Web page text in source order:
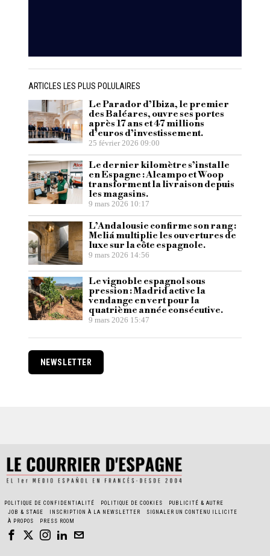
ARTICLES LES PLUS POLULAIRES
Le Parador d’Ibiza, le premier
des Baléares, ouvre ses portes
après 17 ans et 47 millions
d’euros d’investissement.
25 février 2026 09:00
Le dernier kilomètre s’installe
en Espagne : Alcampo et Woop
transforment la livraison depuis
les magasins.
9 mars 2026 10:17
L’Andalousie confirme son rang :
Meliá multiplie les ouvertures de
luxe sur la côte espagnole.
9 mars 2026 14:56
Le vignoble espagnol sous
pression : Madrid active la
vendange en vert pour la
quatrième année consécutive.
9 mars 2026 15:47
NEWSLETTER
POLITIQUE DE CONFIDENTIALITÉ POLITIQUE DE COOKIES
PUBLICITÉ & AUTRE
JOB & STAGE
INSCRIPTION À LA NEWSLETTER
SIGNALER UN CONTENU ILLICITE
À PROPOS
PRESS ROOM